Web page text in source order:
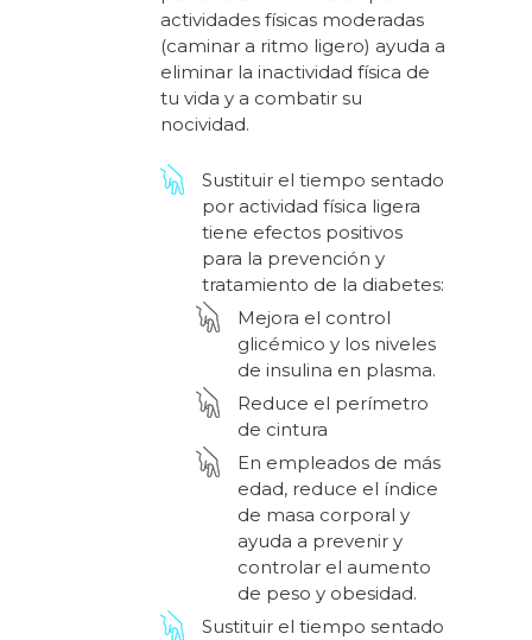
actividades físicas moderadas
(caminar a ritmo ligero) ayuda a
eliminar la inactividad física de
tu vida y a combatir su
nocividad.
Sustituir el tiempo sentado
por actividad física ligera
tiene efectos positivos
para la prevención y
tratamiento de la diabetes:
Mejora el control
glicémico y los niveles
de insulina en plasma.
Reduce el perímetro
de cintura
En empleados de más
edad, reduce el índice
de masa corporal y
ayuda a prevenir y
controlar el aumento
de peso y obesidad.
Sustituir el tiempo sentado